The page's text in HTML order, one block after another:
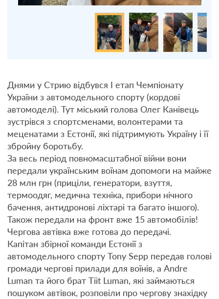
Днями у Стрию відбувся І етап Чемпіонату
України з автомодельного спорту (кордові
автомоделі). Тут міський голова Олег Канівець
зустрівся з спортсменами, волонтерами та
меценатами з Естонії, які підтримують Україну і її
збройну боротьбу.
За весь період повномасштабної війни вони
передали українським воїнам допомоги на майже
28 млн грн (приціли, генератори, взуття,
термоодяг, медична техніка, прибори нічного
бачення, антидронові ліхтарі та багато іншого).
Також передали на фронт вже 15 автомобілів!
Чергова автівка вже готова до передачі.
Капітан збірної команди Естонії з
автомодельного спорту Тоny Sepp передав голові
громади чергові прилади для воїнів, а Andre
Luman та його брат Tiit Luman, які займаються
пошуком автівок, розповіли про чергову знахідку